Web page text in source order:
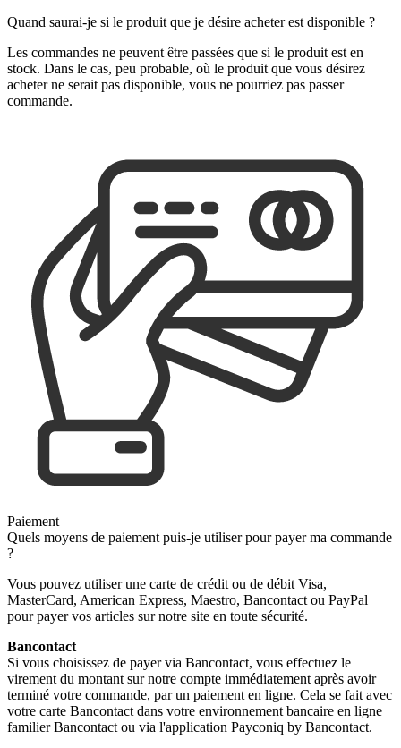
Quand saurai-je si le produit que je désire acheter est disponible ?
Les commandes ne peuvent être passées que si le produit est en
stock. Dans le cas, peu probable, où le produit que vous désirez
acheter ne serait pas disponible, vous ne pourriez pas passer
commande.
Paiement
Quels moyens de paiement puis-je utiliser pour payer ma commande
?
Vous pouvez utiliser une carte de crédit ou de débit Visa,
MasterCard, American Express, Maestro, Bancontact ou PayPal
pour payer vos articles sur notre site en toute sécurité.
Bancontact
Si vous choisissez de payer via Bancontact, vous effectuez le
virement du montant sur notre compte immédiatement après avoir
terminé votre commande, par un paiement en ligne. Cela se fait avec
votre carte Bancontact dans votre environnement bancaire en ligne
familier Bancontact ou via l'application Payconiq by Bancontact.